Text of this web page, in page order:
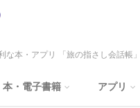
本・アプリ 「旅の指さし会話帳」
本・電子書籍 アプリ